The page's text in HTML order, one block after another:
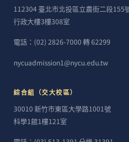
112304 臺北市北投區立農街二段155
行政大樓3樓308室
電話：(02) 2826-7000 轉 62299
nycuadmission1@nycu.edu.tw
綜合組（交大校區）
30010 新竹市東區大學路1001號
科學1館1樓121室